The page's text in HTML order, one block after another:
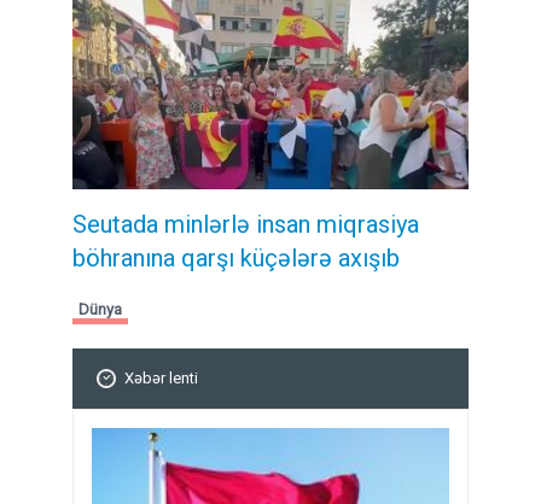
Seutada minlərlə insan miqrasiya
böhranına qarşı küçələrə axışıb
Dünya
Xəbər lenti